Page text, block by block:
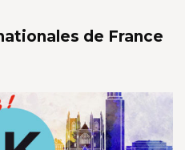
de France